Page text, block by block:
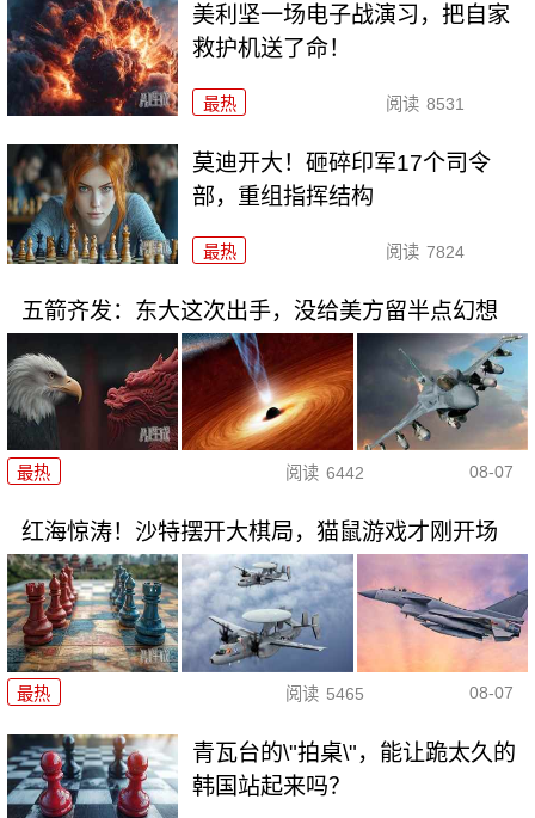
美利坚一场电子战演习，把自家
救护机送了命！
最热 阅读 8531
莫迪开大！砸碎印军17个司令
部，重组指挥结构
最热 阅读 7824
五箭齐发：东大这次出手，没给美方留半点幻想
最热 阅读 6442 08-07
红海惊涛！沙特摆开大棋局，猫鼠游戏才刚开场
最热 阅读 5465 08-07
青瓦台的\"拍桌\"，能让跪太久的
韩国站起来吗？